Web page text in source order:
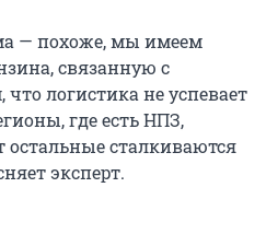
— похоже, мы имеем
связанную с
логистика не успевает
где есть НПЗ,
остальные сталкиваются
эксперт.